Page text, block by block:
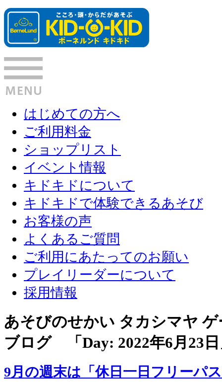
はじめての方へ
ご利用料金
ショップリスト
イベント情報
キドキドについて
キドキドで体験できるあそび
お客様の声
よくあるご質問
ご利用にあたってのお願い
プレイリーダーについて
採用情報
あそびのせかい タカシマヤ
ブログ 「Day: 2022年6月23日
9月の週末は「休日一日フリーパ